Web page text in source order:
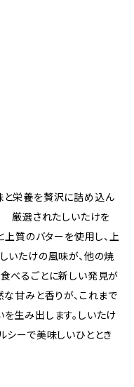
栄養を贅沢に詰め込ん
厳選されたしいたけを
上質のバターを使用し、上
いたけの風味が、他の焼
べるごとに新しい発見が
甘みと香りが、これまで
生み出します。しいたけ
シーで美味しいひととき